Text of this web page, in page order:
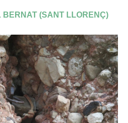
BERNAT (SANT LLORENÇ)